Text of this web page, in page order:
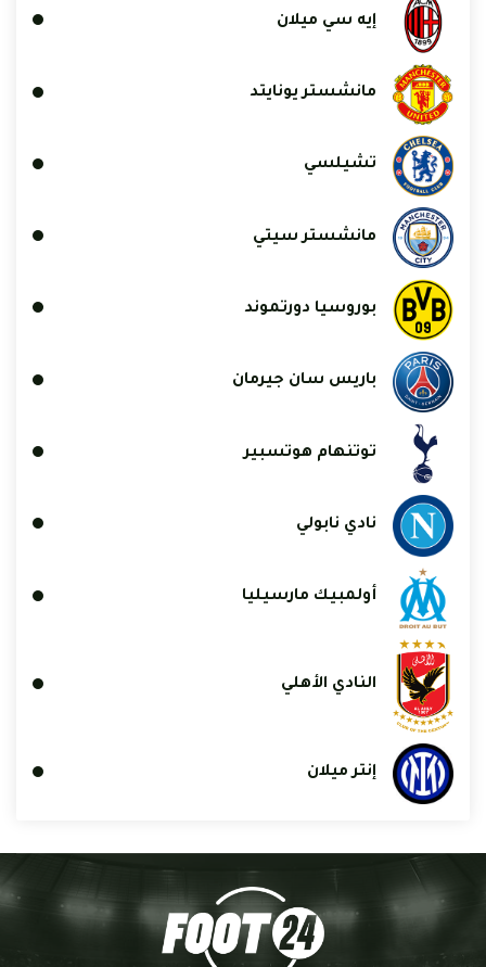
إيه سي ميلان
مانشستر يونايتد
تشيلسي
مانشستر سيتي
بوروسيا دورتموند
باريس سان جيرمان
توتنهام هوتسبير
نادي نابولي
أولمبيك مارسيليا
النادي الأهلي
إنتر ميلان